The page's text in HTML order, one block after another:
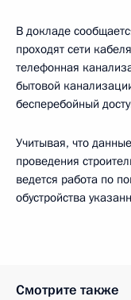
В докладе
проходят сети
телефонная
бытовой
бесперебойный
Учитывая, что
проведения
ведется работа по
обустройства
Смотрите также